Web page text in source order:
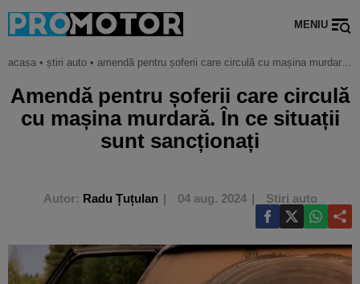
MENIU
acasa • știri auto • amendă pentru șoferii care circulă cu mașina murdară. în ce situații sunt sancționați
Amendă pentru șoferii care circulă
cu mașina murdară. În ce situații
sunt sancționați
Autor: Radu Țuțulan 04 aug. 2024 Știri auto